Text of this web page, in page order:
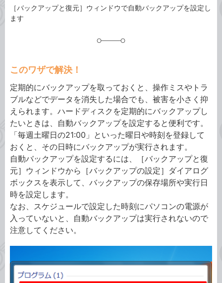
［バックアップと復元］ウィンドウで自動バックアップを設定し
ます
このワザで解決！
定期的にバックアップを取っておくと、操作ミスやトラ
ブルなどでデータを消失した場合でも、被害を小さく抑
えられます。ハードディスクを定期的にバックアップし
たいときは、自動バックアップを設定すると便利です。
「毎週土曜日の21:00」といった曜日や時刻を登録して
おくと、その日時にバックアップが実行されます。
自動バックアップを設定するには、［バックアップと復
元］ウィンドウから［バックアップの設定］ダイアログ
ボックスを表示して、バックアップの保存場所や実行日
時を設定します。
なお、スケジュールで設定した時刻にパソコンの電源が
入っていないと、自動バックアップは実行されないので
注意してください。